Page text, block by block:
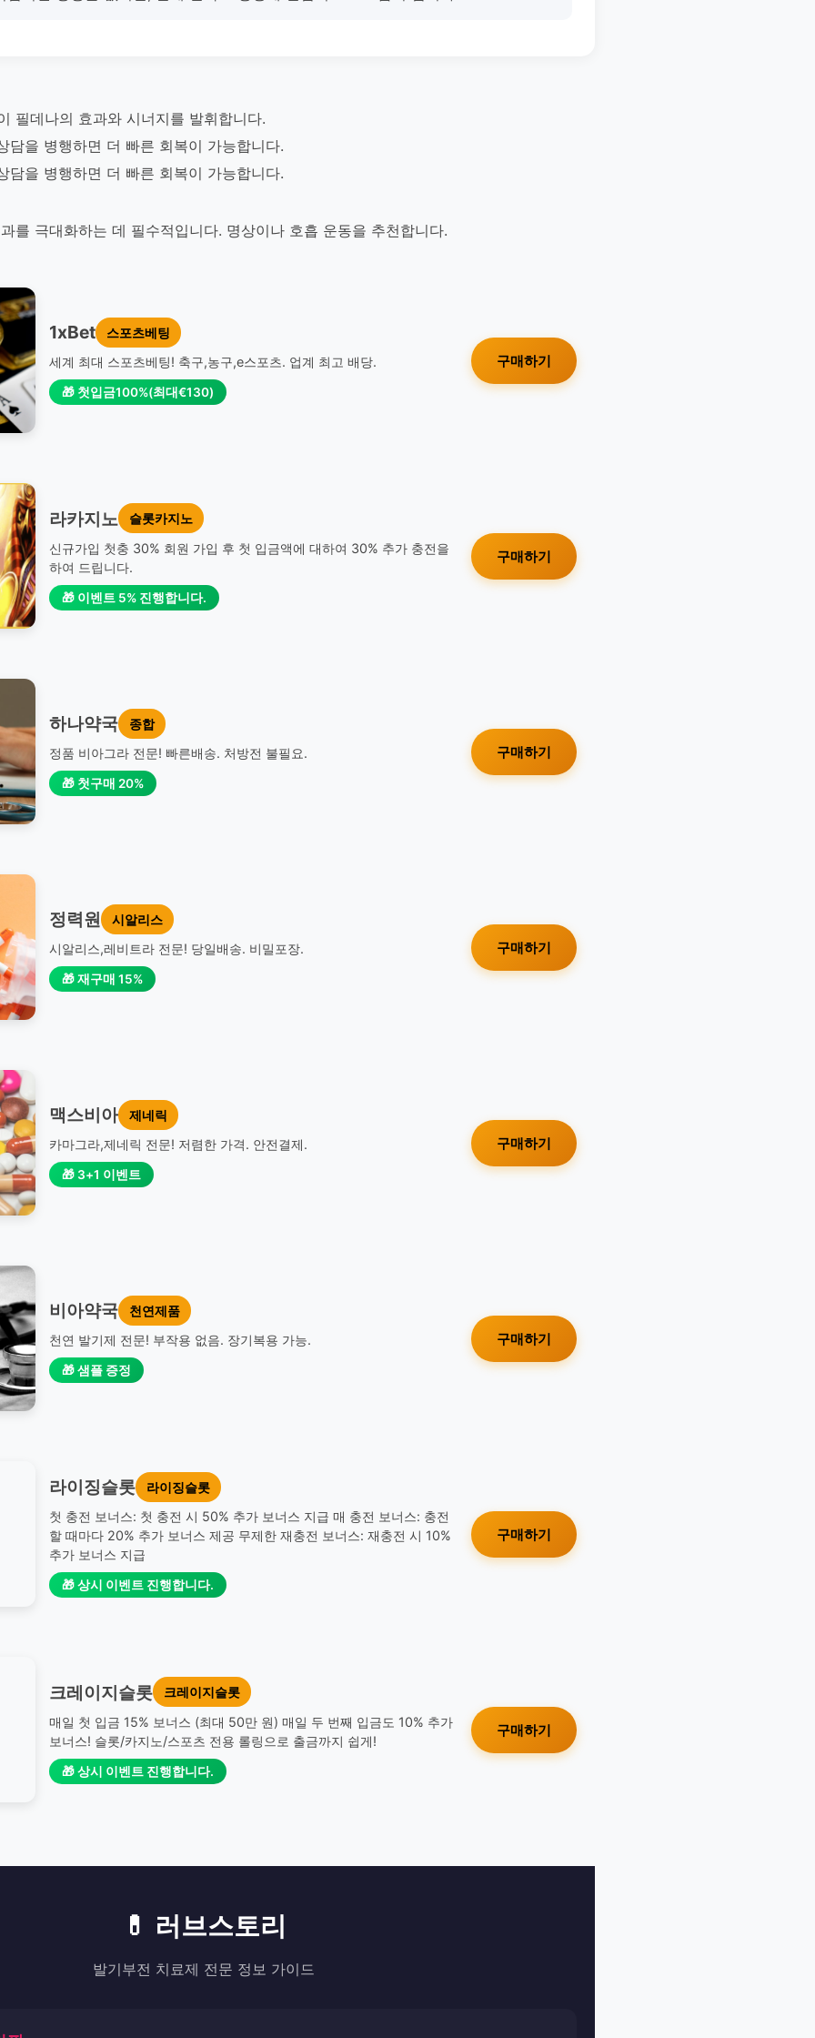
필데나의 효과와 시너지를 발휘합니다.
담을 병행하면 더 빠른 회복이 가능합니다.
담을 병행하면 더 빠른 회복이 가능합니다.
를 극대화하는 데 필수적입니다. 명상이나 호흡 운동을 추천합니다.
1xBet
스포츠베팅
세계 최대 스포츠베팅! 축구,농구,e스포츠. 업계 최고 배당.
🎁 첫입금100%(최대€130)
구매하기
라카지노
슬롯카지노
신규가입 첫충 30% 회원 가입 후 첫 입금액에 대하여 30% 추가 충전을
하여 드립니다.
🎁 이벤트 5% 진행합니다.
구매하기
하나약국
종합
정품 비아그라 전문! 빠른배송. 처방전 불필요.
🎁 첫구매 20%
구매하기
정력원
시알리스
시알리스,레비트라 전문! 당일배송. 비밀포장.
🎁 재구매 15%
구매하기
맥스비아
제네릭
카마그라,제네릭 전문! 저렴한 가격. 안전결제.
🎁 3+1 이벤트
구매하기
비아약국
천연제품
천연 발기제 전문! 부작용 없음. 장기복용 가능.
🎁 샘플 증정
구매하기
라이징슬롯
라이징슬롯
첫 충전 보너스: 첫 충전 시 50% 추가 보너스 지급 매 충전 보너스: 충전
할 때마다 20% 추가 보너스 제공 무제한 재충전 보너스: 재충전 시 10%
추가 보너스 지급
🎁 상시 이벤트 진행합니다.
구매하기
크레이지슬롯
크레이지슬롯
매일 첫 입금 15% 보너스 (최대 50만 원) 매일 두 번째 입금도 10% 추가
보너스! 슬롯/카지노/스포츠 전용 롤링으로 출금까지 쉽게!
🎁 상시 이벤트 진행합니다.
구매하기
💊 러브스토리
발기부전 치료제 전문 정보 가이드